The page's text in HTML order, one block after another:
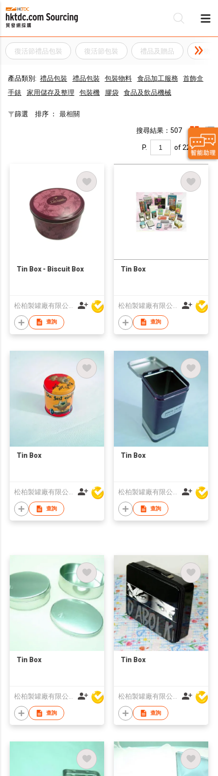
復活節禮品包裝 復活節包裝 禮品及贈品 禮物盒
產品類別: 禮品包裝 禮品包裝 包裝物料 食品加工服務
首飾盒
手錶
家用儲存及整理 包裝機 膠袋 食品及飲品機械
篩選 排序 ： 最相關
搜尋結果：507
P. of 22
Tin Box - Biscuit Box
查詢
Tin Box
查詢
Tin Box
查詢
Tin Box
查詢
Tin Box
松柏製罐廠有限公司
查詢
Tin Box
松柏製罐廠有限公司
查詢